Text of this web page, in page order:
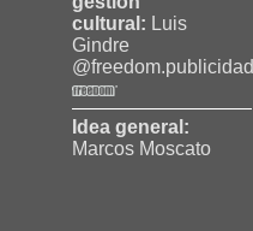
cultural: Luis
Gindre
@freedom.publicidad
Idea general:
Marcos Moscato